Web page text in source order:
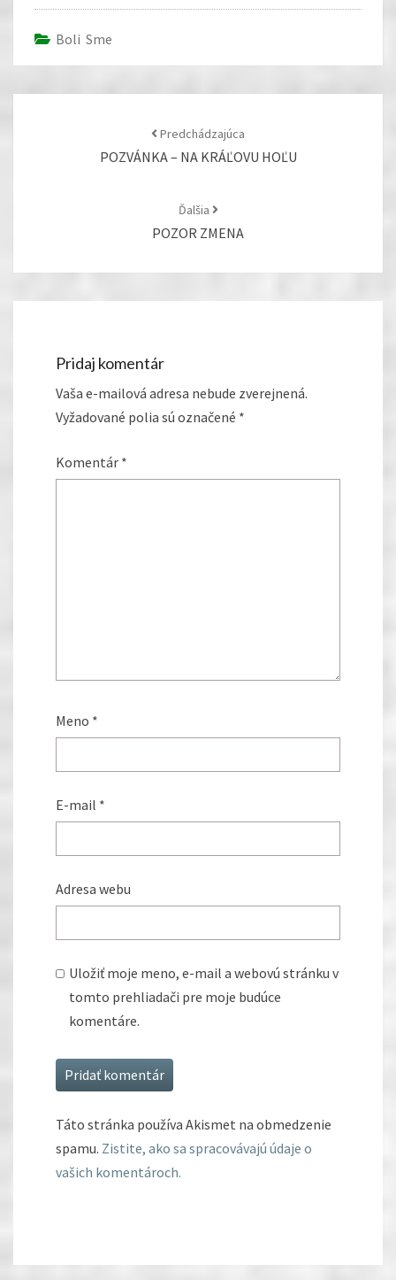
Boli Sme
Predchádzajúca
POZVÁNKA – NA KRÁĽOVU HOĽU
Ďalšia
POZOR ZMENA
Pridaj komentár
Vaša e-mailová adresa nebude zverejnená.
Vyžadované polia sú označené *
Komentár *
Meno *
E-mail *
Adresa webu
Uložiť moje meno, e-mail a webovú stránku v
tomto prehliadači pre moje budúce
komentáre.
Táto stránka používa Akismet na obmedzenie
spamu. Zistite, ako sa spracovávajú údaje o
vašich komentároch.